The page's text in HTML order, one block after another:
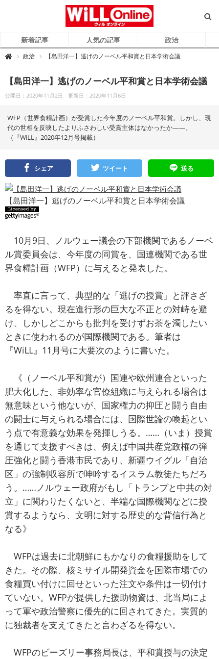
新着記事 人気の記事 政治

O
n
i
（
ウ
ィ
ル
オ
ン
ン
政治 【島田洋一】逃げのノーベル平和賞と日本学術会議
【島田洋一】逃げのノーベル平和賞と日本学術会議
公開日：2020年11月2日 更新日：2020年11月6日
WFP（世界食糧計画）が受賞した今年度のノーベル平和賞。しかし、現
代の世相を反映したよりふさわしい受賞主体はなかったか――。
（『WiLL』2020年12月号掲載）
シェア ツイート 送る
【島田洋一】逃げのノーベル平和賞と日本学術会議
10月9日、ノルウェー議会の下部機関であるノーベ
ル賞委員会は、今年度の同賞を、国連機関である世
界食糧計画（WFP）に与えると発表した。
率直に言って、典型的な「逃げの授賞」と評さざ
るを得ない。現在進行形の巨大な不正との対峙を避
け、しかしどこからも批判を受けずお茶を濁したい
ときに使われるのが国際機関である。筆者は
『WiLL』11月号に大要次のように書いた。
《（ノーベル平和賞が）国連や欧州連合といった
肥大化した、非効率な官僚組織に与えられる場合は
無意味という他ないが、国家権力の抑圧と闘う自由
の闘士に与えられる場合には、国際世論の喚起とい
う点で有意義な効果を発揮しうる。……（いま）授賞
を通じて支援すべきは、例えば中国共産党政権の弾
圧強化と闘う香港市民であり、新疆ウイグル「自治
区」の強制収容所で呻吟するイスラム教徒たちだろ
う。……ノルウェー政府がもし「トランプと中共の対
立」に関わりたくないと、半端な国際機関などに授
賞するようなら、文明に対する歴史的な背信行為と
なる》
WFPは過去に北朝鮮にもかなりの食糧援助をして
きた。その際、核ミサイル開発資金を国際市場での
食糧買い付けに回せといった注文や条件は一切付け
ていない。WFPが提供した援助物資は、北当局によ
って軍や政治警察に優先的に回されてきた。実質的
に独裁者を支えてきたと言わざるを得ない。
WFPのビーズリー事務局長は、平和賞授与の決定